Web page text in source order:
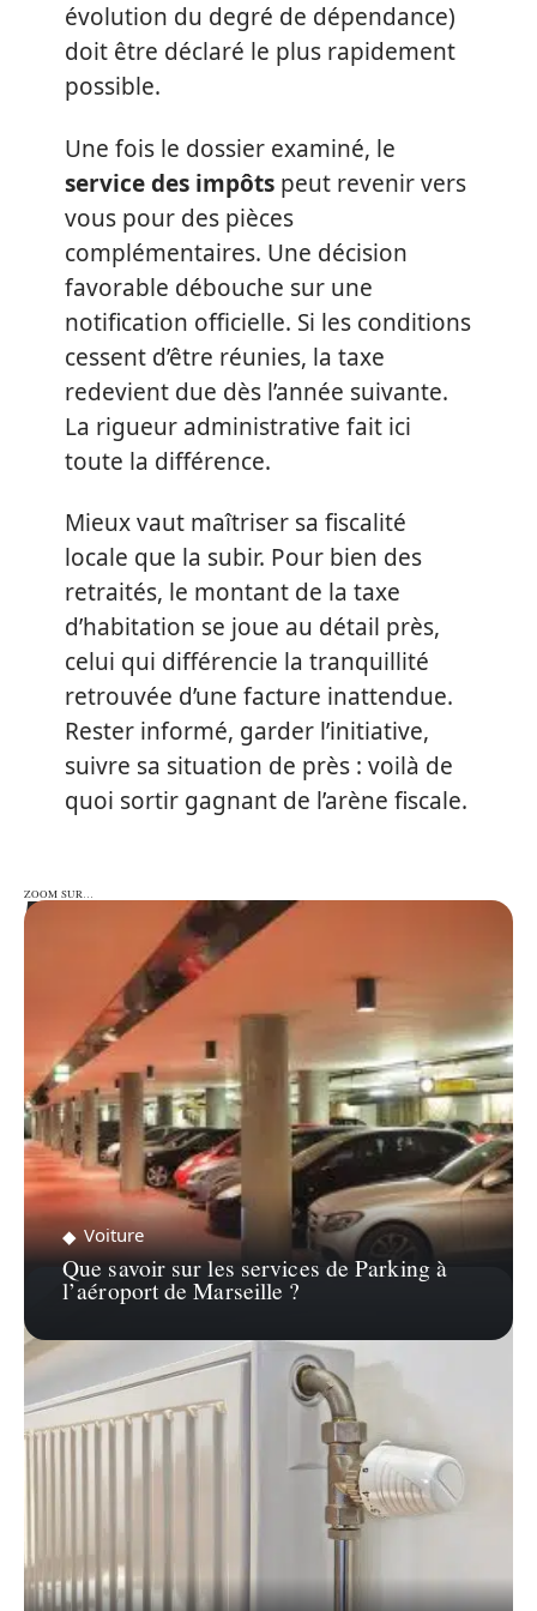
évolution du degré de dépendance)
doit être déclaré le plus rapidement
possible.
Une fois le dossier examiné, le
service des impôts peut revenir vers
vous pour des pièces
complémentaires. Une décision
favorable débouche sur une
notification officielle. Si les conditions
cessent d’être réunies, la taxe
redevient due dès l’année suivante.
La rigueur administrative fait ici
toute la différence.
Mieux vaut maîtriser sa fiscalité
locale que la subir. Pour bien des
retraités, le montant de la taxe
d’habitation se joue au détail près,
celui qui différencie la tranquillité
retrouvée d’une facture inattendue.
Rester informé, garder l’initiative,
suivre sa situation de près : voilà de
quoi sortir gagnant de l’arène fiscale.
ZOOM SUR…
ZOOM SUR…
Voiture
Que savoir sur les services de Parking à
l’aéroport de Marseille ?